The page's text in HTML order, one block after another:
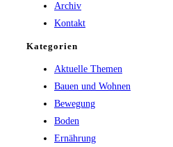
Archiv
Kontakt
Kategorien
Aktuelle Themen
Bauen und Wohnen
Bewegung
Boden
Ernährung